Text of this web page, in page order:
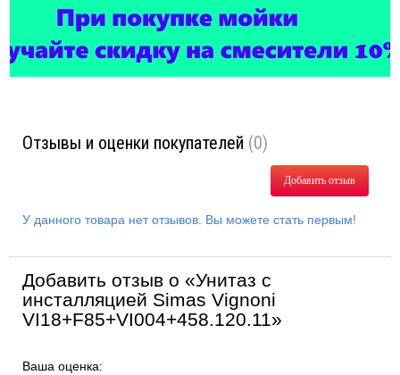
Отзывы и оценки покупателей (0)
Добавить отзыв
У данного товара нет отзывов. Вы можете стать первым!
Добавить отзыв о «Унитаз с
инсталляцией Simas Vignoni
VI18+F85+VI004+458.120.11»
Ваша оценка: